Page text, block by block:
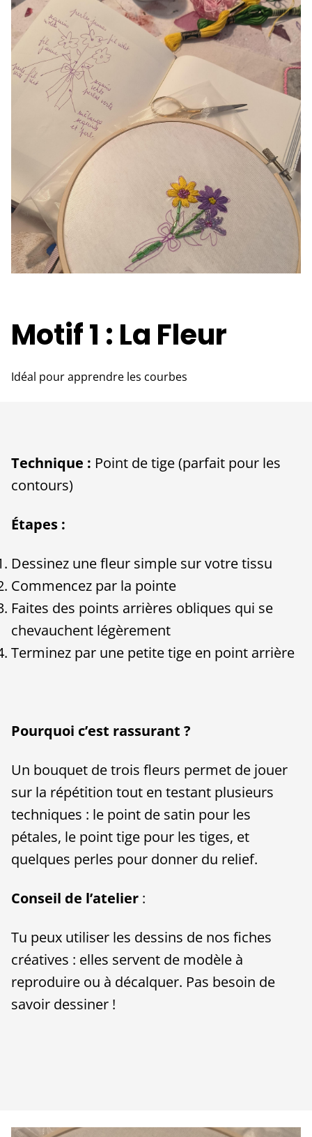
Motif 1 : La Fleur
Idéal pour apprendre les courbes
Technique : Point de tige (parfait pour les
contours)
Étapes :
Dessinez une fleur simple sur votre tissu
Commencez par la pointe
Faites des points arrières obliques qui se
chevauchent légèrement
Terminez par une petite tige en point arrière
Pourquoi c’est rassurant ?
Un bouquet de trois fleurs permet de jouer
sur la répétition tout en testant plusieurs
techniques : le point de satin pour les
pétales, le point tige pour les tiges, et
quelques perles pour donner du relief.
Conseil de l’atelier :
Tu peux utiliser les dessins de nos fiches
créatives : elles servent de modèle à
reproduire ou à décalquer. Pas besoin de
savoir dessiner !